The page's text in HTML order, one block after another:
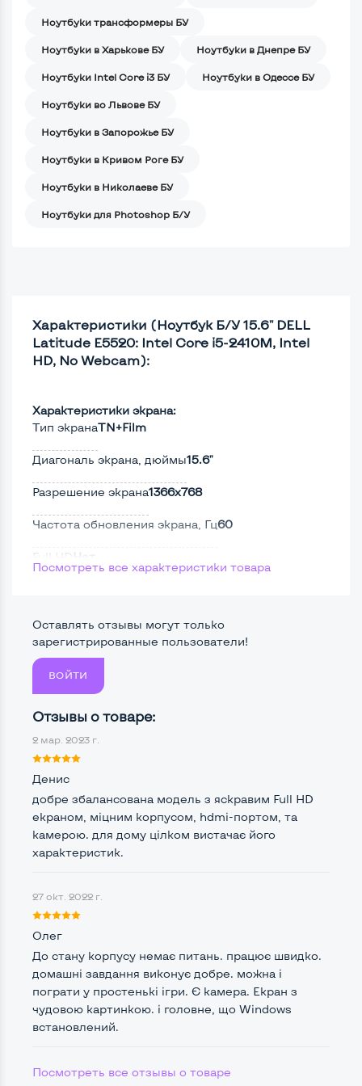
Ноутбуки трансформеры БУ
Ноутбуки в Харькове БУ Ноутбуки в Днепре БУ
Ноутбуки Intel Core i3 БУ Ноутбуки в Одессе БУ
Ноутбуки во Львове БУ
Ноутбуки в Запорожье БУ
Ноутбуки в Кривом Роге БУ
Ноутбуки в Николаеве БУ
Ноутбуки для Photoshop Б/У
Характеристики (Ноутбук Б/У 15.6" DELL
Latitude E5520: Intel Core i5-2410M, Intel
HD, No Webcam):
Характеристики экрана:
Тип экранаTN+Film
Диагональ экрана, дюймы15.6"
Разрешение экрана1366x768
Частота обновления экрана, Гц60
Full HD Нет
Поверхность дисплеяМатовая
Мощность:
Процессор Intel Core i5-2410M
Количество ядер / потоков
Частота процессора (базовая-максимальная)
Intel Core i5-2410M (2,30 - 2,90 GHz)
Тип оперативной памятиDDR3
Тип накопителя
Возможности видеокарты:
Тип видеокартыВстроенный
Видеопроцессор ноутбукаIntel HD
Посмотреть все характеристики товара
Оставлять отзывы могут только
зарегистрированные пользователи!
ВОЙТИ
Отзывы о товаре:
2 мар. 2023 г.
Денис
добре збалансована модель з яскравим Full HD
екраном, міцним корпусом, hdmi-портом, та
камерою. для дому цілком вистачає його
характеристик.
27 окт. 2022 г.
Олег
До стану корпусу немає питань. працює швидко.
домашні завдання виконує добре. можна і
пограти у простенькі ігри. Є камера. Екран з
чудовою картинкою. і головне, що Windows
встановлений.
Посмотреть все отзывы о товаре